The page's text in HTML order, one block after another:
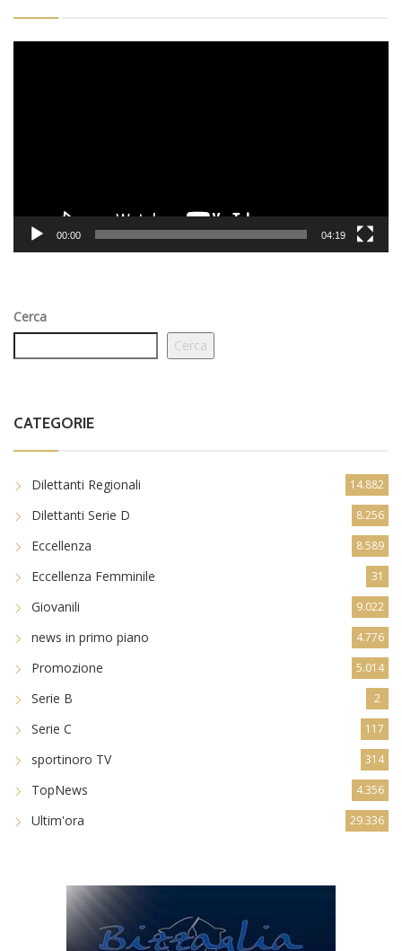
00:00 04:19
Cerca
Cerca
CATEGORIE
Dilettanti Regionali 14.882
Dilettanti Serie D 8.256
Eccellenza 8.589
Eccellenza Femminile 31
Giovanili 9.022
news in primo piano 4.776
Promozione 5.014
Serie B 2
Serie C 117
sportinoro TV 314
TopNews 4.356
Ultim'ora 29.336